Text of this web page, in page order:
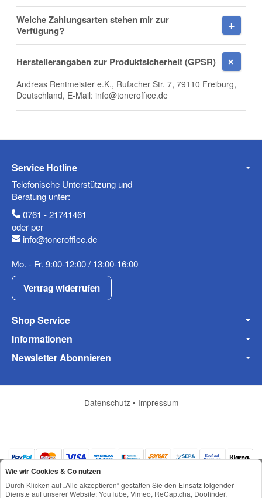
Telefon
Mobiltelefon
Frage zum Artikel
Ihre Frage
(* = Pflichtfelder)
Datenschutzerklärung
Welche Zahlungsarten stehen mir zur
Verfügung?
Herstellerangaben zur Produktsicherheit (GPSR)
Andreas Rentmeister e.K., Rufacher Str. 7, 79110 Freiburg,
Deutschland, E-Mail: info@toneroffice.de
Service Hotline
Telefonische Unterstützung und
Beratung unter:
0761 - 21741461
oder per
info@toneroffice.de
Mo. - Fr. 9:00-12:00 / 13:00-16:00
Vertrag widerrufen
Shop Service
Informationen
Newsletter Abonnieren
Datenschutz • Impressum
Wie wir Cookies & Co nutzen
Durch Klicken auf „Alle akzeptieren“ gestatten Sie den Einsatz folgender
Dienste auf unserer Website: YouTube, Vimeo, ReCaptcha, Doofinder,